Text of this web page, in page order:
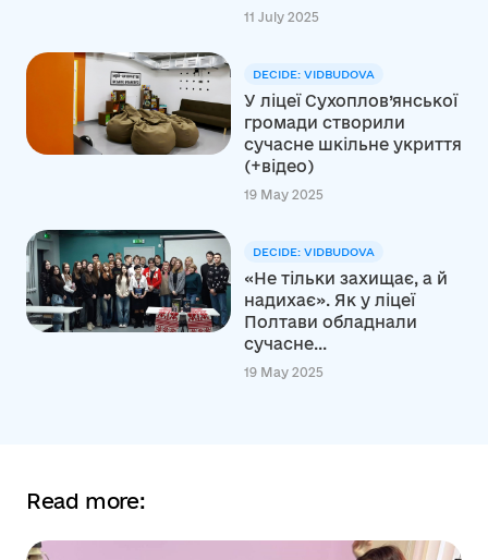
11 July 2025
DECIDE: VIDBUDOVA
У ліцеї Сухоплов’янської
громади створили
сучасне шкільне укриття
(+відео)
19 May 2025
DECIDE: VIDBUDOVA
«Не тільки захищає, а й
надихає». Як у ліцеї
Полтави обладнали
сучасне...
19 May 2025
Read more: